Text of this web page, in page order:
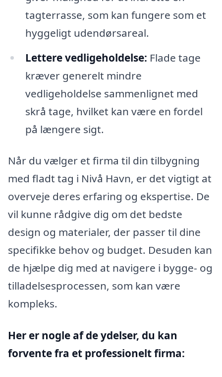
tagterrasse, som kan fungere som et
hyggeligt udendørsareal.
Lettere vedligeholdelse: Flade tage
kræver generelt mindre
vedligeholdelse sammenlignet med
skrå tage, hvilket kan være en fordel
på længere sigt.
Når du vælger et firma til din tilbygning
med fladt tag i Nivå Havn, er det vigtigt at
overveje deres erfaring og ekspertise. De
vil kunne rådgive dig om det bedste
design og materialer, der passer til dine
specifikke behov og budget. Desuden kan
de hjælpe dig med at navigere i bygge- og
tilladelsesprocessen, som kan være
kompleks.
Her er nogle af de ydelser, du kan
forvente fra et professionelt firma: